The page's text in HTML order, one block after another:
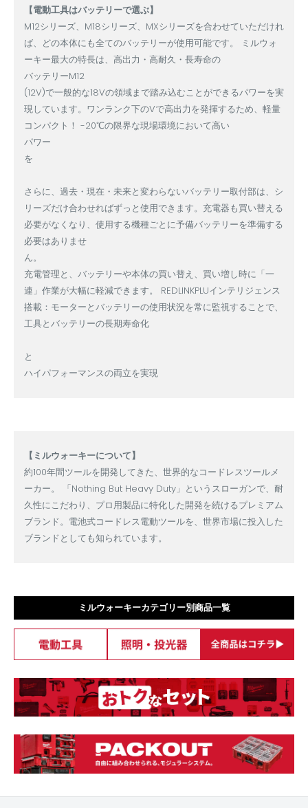
【電動工具はバッテリーで選ぶ】
M12シリーズ、M18シリーズ、MXシリーズを合わせていただけれ
ば、どの本体にも全てのバッテリーが使用可能です。 ミルウォ
ーキー最大の特長は、高出力・高耐久・長寿命の
バッテリーM12
(12V)で一般的な18Vの領域まで踏み込むことができるパワーを実
現しています。ワンランク下のVで高出力を発揮するため、軽量
コンパクト！ -20℃の限界な現場環境において高い
パワー
を
さらに、過去・現在・未来と変わらないバッテリー取付部は、シ
リーズだけ合わせればずっと使用できます。充電器も買い替える
必要がなくなり、使用する機種ごとに予備バッテリーを準備する
必要はありませ
ん。
充電管理と、バッテリーや本体の買い替え、買い増し時に「一
連」作業が大幅に軽減できます。 REDLINKPLUインテリジェンス
搭載：モーターとバッテリーの使用状況を常に監視することで、
工具とバッテリーの長期寿命化
と
ハイパフォーマンスの両立を実現
【ミルウォーキーについて】
約100年間ツールを開発してきた、世界的なコードレスツールメ
ーカー。 「Nothing But Heavy Duty」というスローガンで、耐
久性にこだわり、プロ用製品に特化した開発を続けるプレミアム
ブランド。電池式コードレス電動ツールを、世界市場に投入した
ブランドとしても知られています。
ミルウォーキーカテゴリー別商品一覧